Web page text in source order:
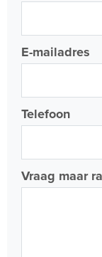
E-mailadres
Telefoon
Vraag maar